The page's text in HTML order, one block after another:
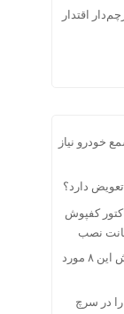
اقتدار
خودرو نیاز
تعویض دارد؟
کفپوش
قبل از امضای فاکتور کفپوش این ۸ مورد
را در سرچ